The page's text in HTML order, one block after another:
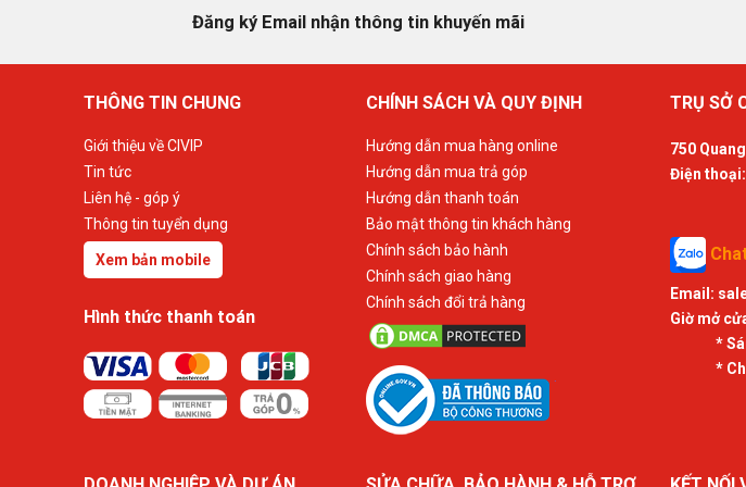
Những CPU thế hệ mới có tới 10 nhân, và đó cũng là lý do chúng cần khả năng
định từ bo mạch chủ. ASUS PRIME Z490-A có 10+1 phase điện DrMOS, 6 lớp
cắm nguồn ProCool, đủ khả năng cung cấp lượng điện năng dồi dào tới CPU kể cả
Đăng ký Email nhận thông tin khuyến mãi
THÔNG TIN CHUNG
Giới thiệu về CIVIP
Tin tức
Liên hệ - góp ý
Thông tin tuyển dụng
Xem bản mobile
Hình thức thanh toán
CHÍNH SÁCH VÀ QUY ĐỊNH
Hướng dẫn mua hàng online
Hướng dẫn mua trả góp
Hướng dẫn thanh toán
Bảo mật thông tin khách hàng
Chính sách bảo hành
Chính sách giao hàng
Chính sách đổi trả hàng
TRỤ SỞ
750
Điện
Email:
Giờ mở
*
*